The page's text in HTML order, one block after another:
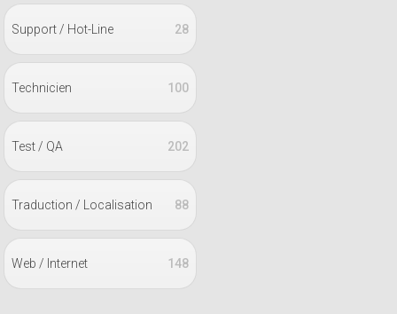
28
Support / Hot-Line
100
Technicien
202
Test / QA
88
Traduction / Localisation
148
Web / Internet